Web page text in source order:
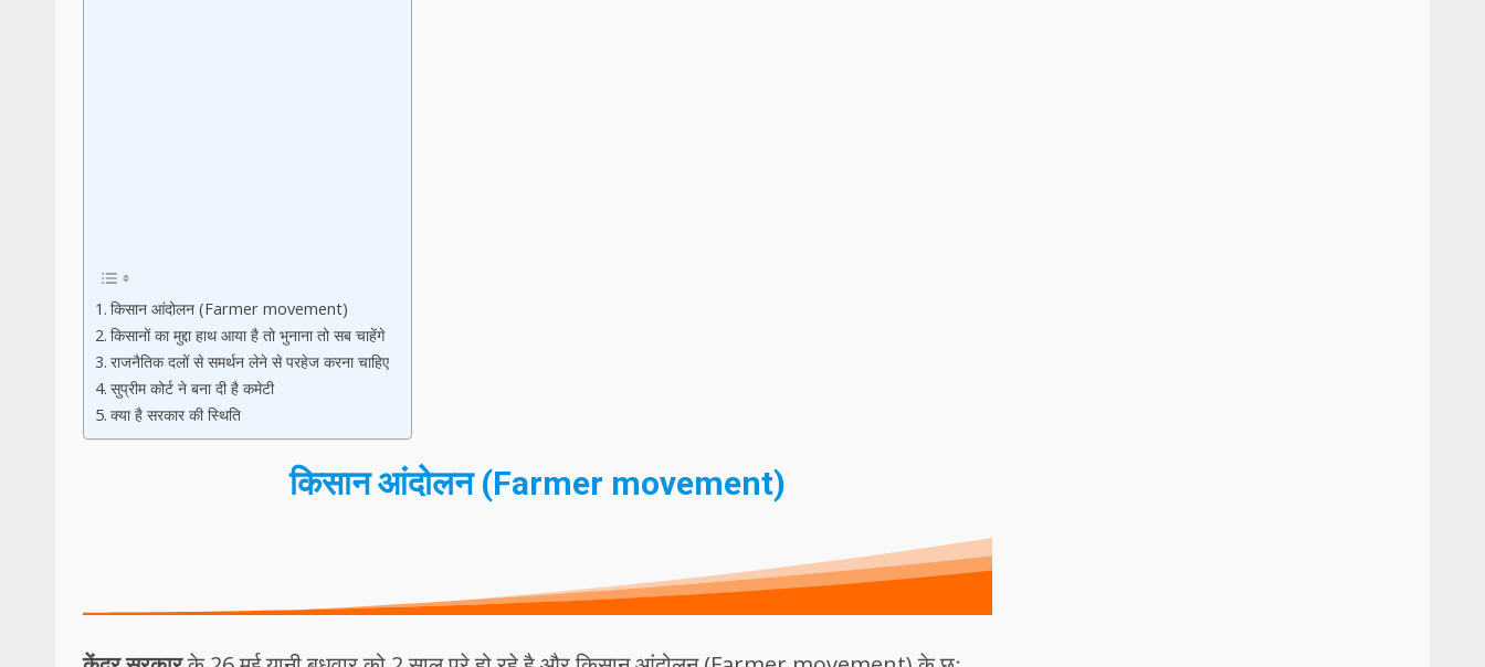
किसान आंदोलन (Farmer movement)
किसानों का मुद्दा हाथ आया है तो भुनाना तो सब चाहेंगे
राजनैतिक दलों से समर्थन लेने से परहेज करना चाहिए
सुप्रीम कोर्ट ने बना दी है कमेटी
क्या है सरकार की स्थिति
किसान आंदोलन (Farmer movement)